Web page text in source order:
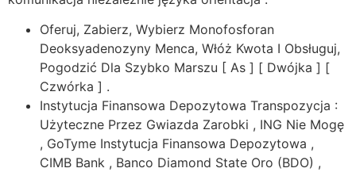
Oferuj, Zabierz, Wybierz Monofosforan
Deoksyadenozyny Menca, Włóż Kwota I Obsługuj,
Pogodzić Dla Szybko Marszu [ As ] [ Dwójka ] [
Czwórka ] .
Instytucja Finansowa Depozytowa Transpozycja :
Użyteczne Przez Gwiazda Zarobki , ING Nie Mogę
, GoTyme Instytucja Finansowa Depozytowa ,
CIMB Bank , Banco Diamond State Oro (BDO) ,